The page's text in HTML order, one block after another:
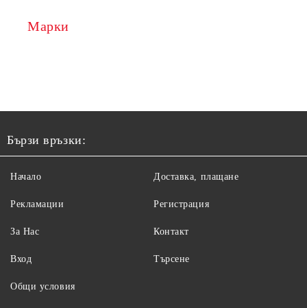
Марки
Бързи връзки:
Начало
Рекламации
За Нас
Вход
Доставка, плащане
Регистрация
Контакт
Търсене
Общи условия